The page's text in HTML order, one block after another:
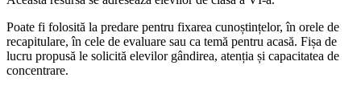
Poate fi folosită la predare pentru fixarea cunoștințelor, în orele de
recapitulare, în cele de evaluare sau ca temă pentru acasă. Fișa de
lucru propusă le solicită elevilor gândirea, atenția și capacitatea de
concentrare.